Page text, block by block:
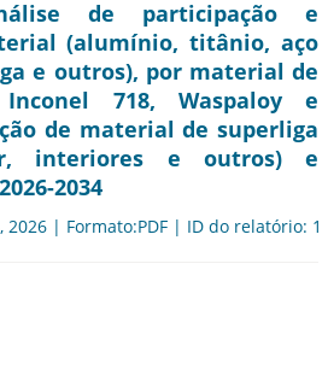
de participação e
(alumínio, titânio, aço
e outros), por material de
718, Waspaloy e
de material de superliga
interiores e outros) e
2034
2026 | Formato:PDF | ID do relatório: